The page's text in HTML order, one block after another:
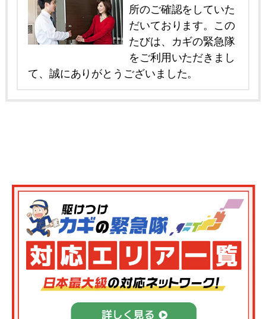
所のご確認をしていた
だいております。この
たびは、カギの緊急隊
をご利用いただきまし
て、誠にありがとうございました。